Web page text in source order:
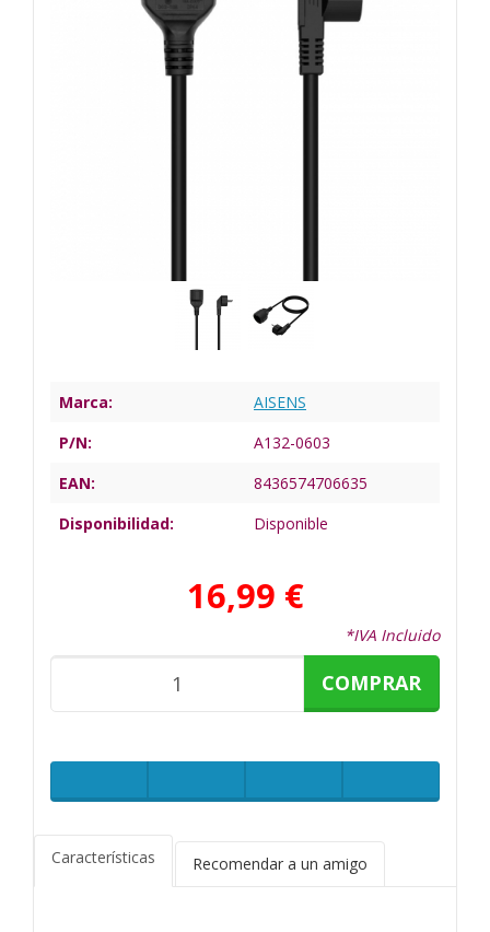
Marca:
AISENS
P/N:
A132-0603
EAN:
8436574706635
Disponibilidad:
Disponible
16,99 €
*IVA Incluido
COMPRAR
Características Recomendar a un amigo